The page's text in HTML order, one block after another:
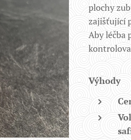
plochy
zajišťující
Aby léčba
Výhody